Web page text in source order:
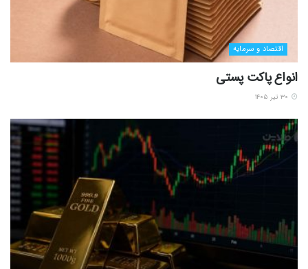
اقتصاد و سرمایه
انواع پاکت پستی